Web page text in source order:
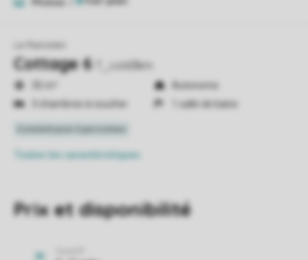
Le Ranolien
Cottage 6 T_cot63km
Autonome
3 chambres à coucher
1 salle de bains
Toutes les caractéristiques
Prix et disponibilité